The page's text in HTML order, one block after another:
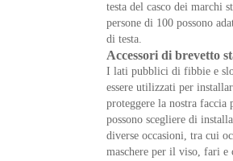
testa del casco dei marchi
persone di 100 possono
di testa.
Accessori di brevetto
I lati pubblici di fibbie e
essere utilizzati per
proteggere la nostra faccia
possono scegliere di
diverse occasioni, tra cui
maschere per il viso, fari